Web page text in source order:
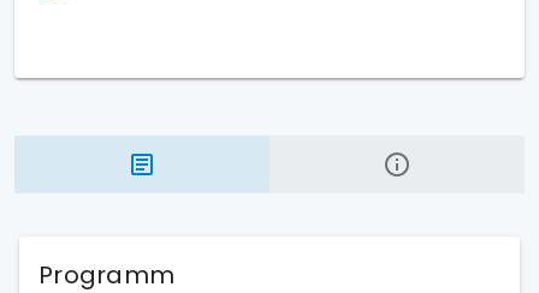
Programm